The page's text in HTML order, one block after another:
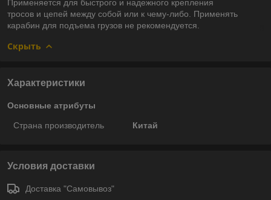
Применяется для быстрого и надежного крепления
тросов и цепей между собой или к чему-либо. Применять
карабин для подъема грузов не рекомендуется.
Скрыть
Характеристики
Основные атрибуты
Страна производитель Китай
Условия доставки
Доставка "Самовывоз"